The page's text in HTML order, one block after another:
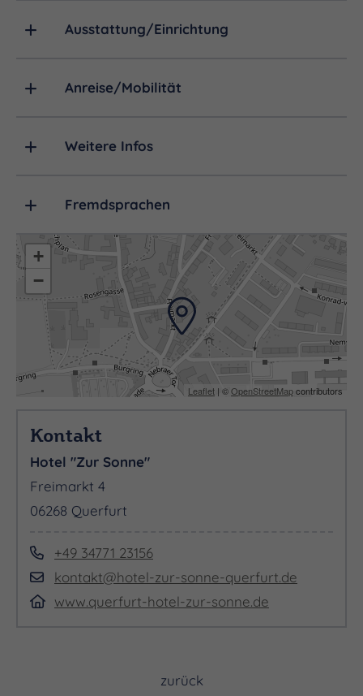
Ausstattung/Einrichtung
Anreise/Mobilität
Weitere Infos
Fremdsprachen
+
−
Leaflet | ©OpenStreetMapcontributors
Kontakt
Hotel "Zur Sonne"
Freimarkt 4
06268 Querfurt
+49 34771 23156
kontakt@hotel-zur-sonne-querfurt.de
www.querfurt-hotel-zur-sonne.de
zurück